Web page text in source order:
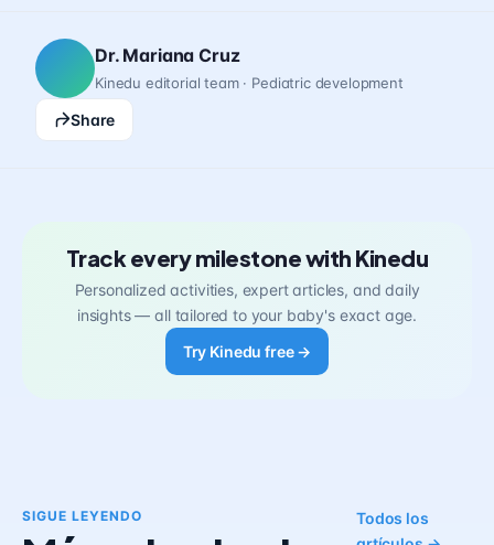
Dr. Mariana Cruz
Kinedu editorial team · Pediatric development
Share
Track every milestone with Kinedu
Personalized activities, expert articles, and daily
insights — all tailored to your baby's exact age.
Try Kinedu free →
SIGUE LEYENDO
Todos los